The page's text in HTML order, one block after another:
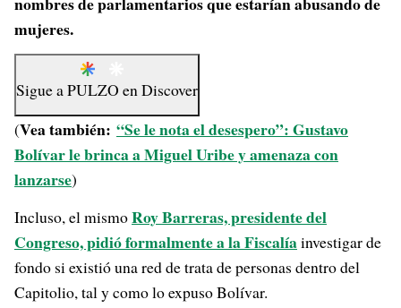
mujeres.
Sigue aPULZO enDiscover
(Vea también: “Se le nota el desespero”: Gustavo
Bolívar le brinca a Miguel Uribe y amenaza con
lanzarse)
Incluso, el mismoRoy Barreras, presidente del
Congreso, pidió formalmente a la Fiscalíainvestigar de
fondo si existió una red de trata de personas dentro del
Capitolio, tal y como lo expuso Bolívar.